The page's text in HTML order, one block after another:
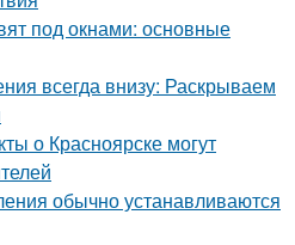
под окнами: основные
всегда внизу: Раскрываем
о Красноярске могут
обычно устанавливаются